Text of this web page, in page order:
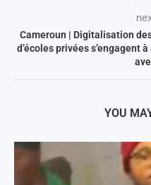
Cameroun | Digitalisation
d’écoles privées s’engagent
YOU